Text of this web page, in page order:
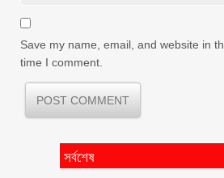
Save my name, email, and website in
time I comment.
সর্বশেষ